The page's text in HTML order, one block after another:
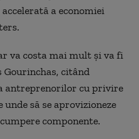
a economiei
va costa mai mult şi va fi
citând
antreprenorilor cu privire
unde să se aprovizioneze
componente.